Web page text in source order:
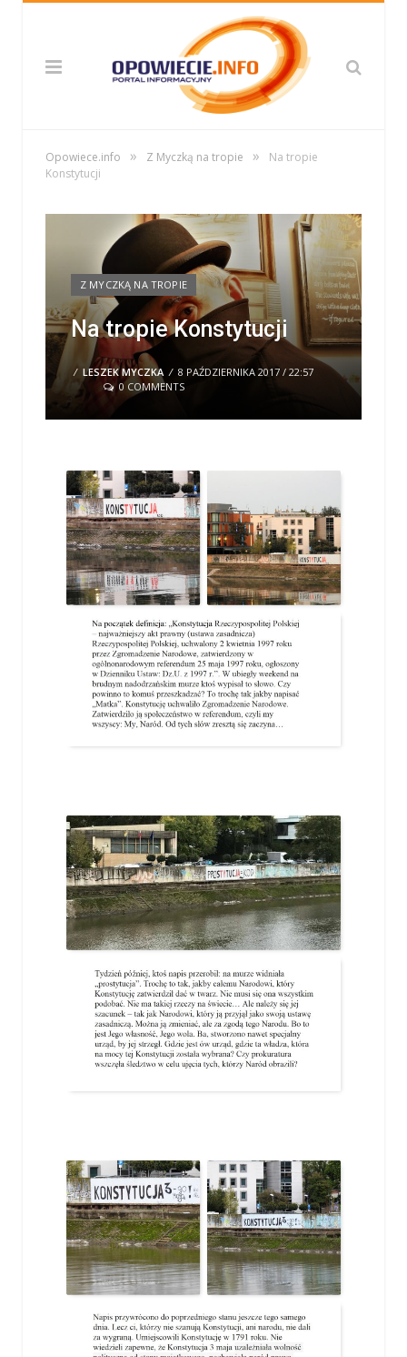
Opowiece.info » Z Myczką na tropie »
Na tropie
Konstytucji
Z MYCZKĄ NA TROPIE
Na tropie Konstytucji
/ LESZEK MYCZKA / 8 PAŹDZIERNIKA 2017 / 22:57
0 COMMENTS